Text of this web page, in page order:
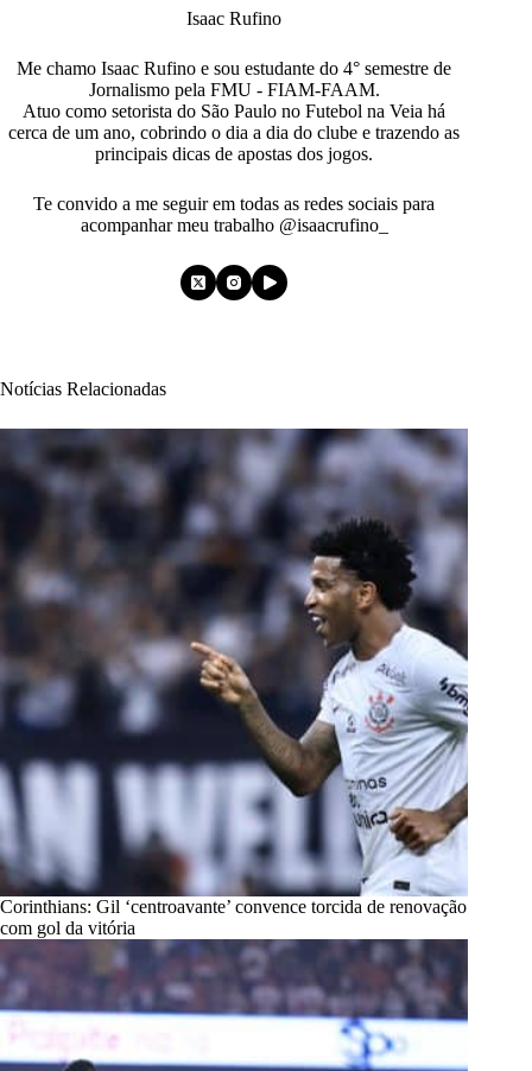
Isaac Rufino
Me chamo Isaac Rufino e sou estudante do 4° semestre de
Jornalismo pela FMU - FIAM-FAAM.
Atuo como setorista do São Paulo no Futebol na Veia há
cerca de um ano, cobrindo o dia a dia do clube e trazendo as
principais dicas de apostas dos jogos.
Te convido a me seguir em todas as redes sociais para
acompanhar meu trabalho @isaacrufino_
Notícias Relacionadas
Corinthians: Gil ‘centroavante’ convence torcida de renovação
com gol da vitória